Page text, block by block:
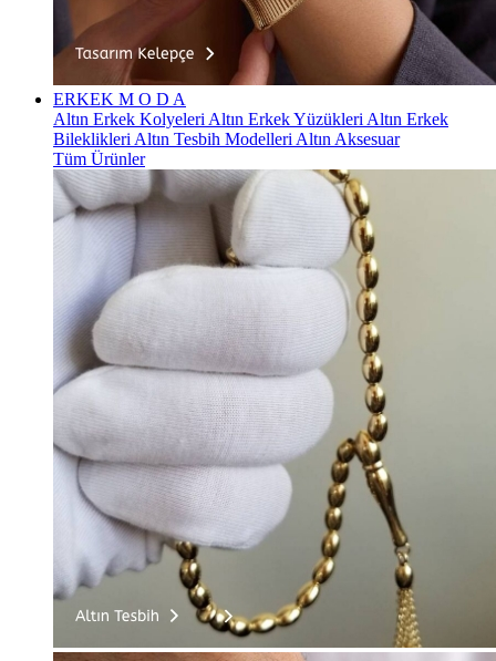
ERKEK M O D A
Altın Erkek Kolyeleri Altın Erkek Yüzükleri Altın Erkek
Bileklikleri Altın Tesbih Modelleri Altın Aksesuar
Tüm Ürünler